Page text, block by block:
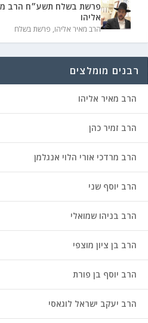
פרשת בשלח תשע״ח הרב
אליהו
הרב מאיר אליהו, פרשת בשלח
רבנים מומלצים
הרב מאיר אליהו
הרב זמיר כהן
הרב מרדכי אורי הלוי אנגלמן
הרב יוסף שני
הרב בניהו שמואלי
הרב בן ציון מוצפי
הרב יוסף בן פורת
הרב יעקב ישראל לוגאסי